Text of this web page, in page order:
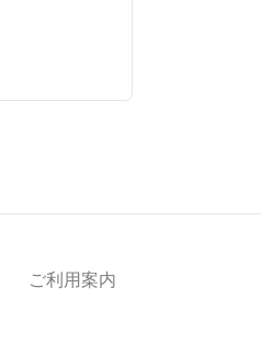
ご利用案内